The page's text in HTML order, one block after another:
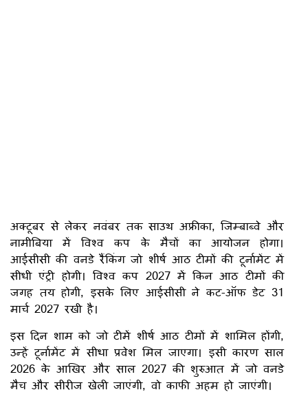
अक्टूबर से लेकर नवंबर तक साउथ अफ्रीका, जिम्बाब्वे और
नामीबिया में विश्व कप के मैचों का आयोजन होगा।
आईसीसी की वनडे रैंकिंग जो शीर्ष आठ टीमों की टूर्नामेंट में
सीधी एंट्री होगी। विश्व कप 2027 में किन आठ टीमों की
जगह तय होगी, इसके लिए आईसीसी ने कट-ऑफ डेट 31
मार्च 2027 रखी है।
इस दिन शाम को जो टीमें शीर्ष आठ टीमों में शामिल होंगी,
उन्हें टूर्नामेंट में सीधा प्रवेश मिल जाएगा। इसी कारण साल
2026 के आखिर और साल 2027 की शुरुआत में जो वनडे
मैच और सीरीज खेली जाएंगी, वो काफी अहम हो जाएंगी।